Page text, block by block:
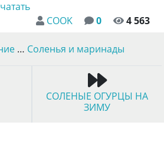
COOK 0 4 563
… Соленья и маринады
СОЛЕНЫЕ ОГУРЦЫ НА
ЗИМУ